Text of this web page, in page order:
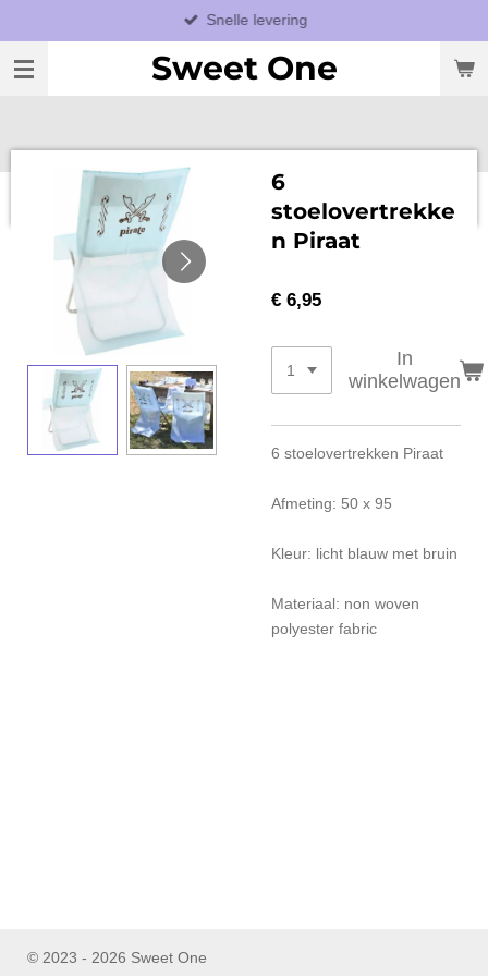
direct
naar
Sweet One
Snelle levering
6
stoelovertrekke
n Piraat
€ 6,95
In
winkelwagen
6 stoelovertrekken Piraat
Afmeting: 50 x 95
Kleur: licht blauw met bruin
Materiaal: non woven
polyester fabric
© 2023 - 2026 Sweet One